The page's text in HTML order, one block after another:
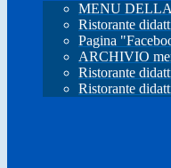
MENU
Ristorante
Pagina
ARCHIVIO
Ristorante
Ristorante